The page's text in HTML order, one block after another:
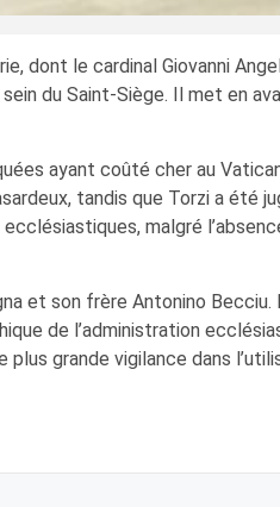
dont le cardinal Giovanni
du Saint-Siège. Il met en
ayant coûté cher au
tandis que Torzi a été
malgré
et son frère Antonino
de l’administration
grande vigilance dans